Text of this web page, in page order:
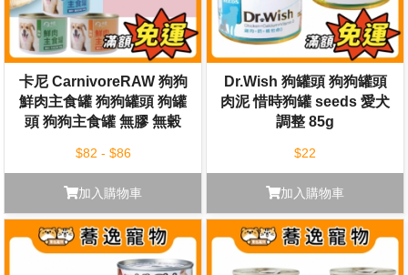
卡尼 CarnivoreRAW 狗狗
鮮肉主食罐 狗狗罐頭 狗罐
頭 狗狗主食罐 無膠 無穀
$82 - $86
加入購物車
Dr.Wish 狗罐頭 狗狗罐頭
肉泥 惜時狗罐 seeds 愛犬
調整 85g
$22
加入購物車